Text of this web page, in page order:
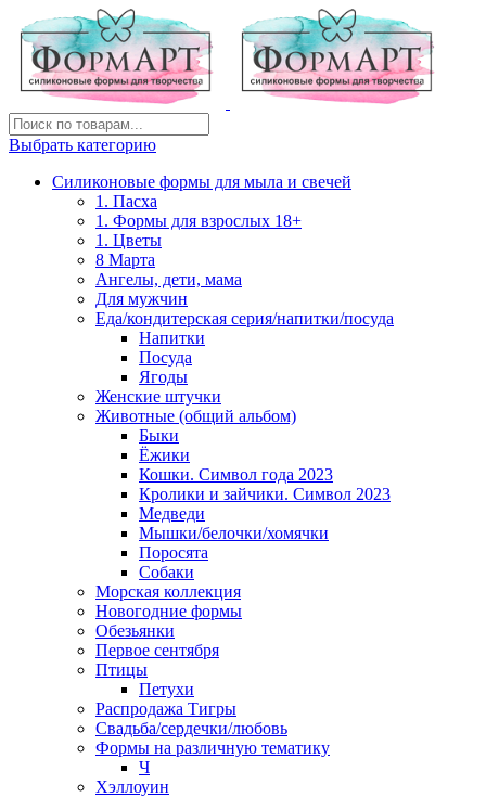
Выбрать категорию
Силиконовые формы для мыла и свечей
1. Пасха
1. Формы для взрослых 18+
1. Цветы
8 Марта
Ангелы, дети, мама
Для мужчин
Еда/кондитерская серия/напитки/посуда
Напитки
Посуда
Ягоды
Женские штучки
Животные (общий альбом)
Быки
Ёжики
Кошки. Символ года 2023
Кролики и зайчики. Символ 2023
Медведи
Мышки/белочки/хомячки
Поросята
Собаки
Морская коллекция
Новогодние формы
Обезьянки
Первое сентября
Птицы
Петухи
Распродажа Тигры
Свадьба/сердечки/любовь
Формы на различную тематику
Ч
Хэллоуин